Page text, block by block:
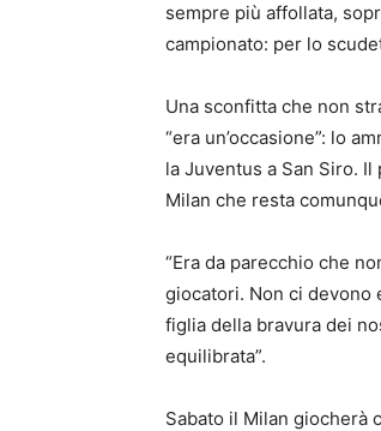
sempre più affollata,
campionato: per lo
Una sconfitta che non
“era un’occasione”: lo
la Juventus a San Siro.
Milan che resta
“Era da parecchio che
giocatori. Non ci devono
figlia della bravura dei
equilibrata”.
Sabato il Milan giocherà